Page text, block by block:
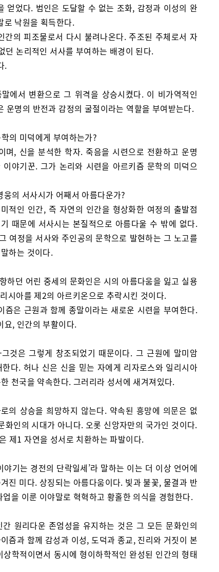
얻었다. 범인은 도달할 수 없는 조화, 감정과 이성의 완
로 낙원을 획득한다.
간의 피조물로서 다시 불려나온다. 주조된 주체로서 자
던 논리적인 서사를 부여하는 배경이 된다.
.
에서 변환으로 그 위격을 상승시켰다. 이 비가역적인
운명의 반전과 감정의 굴절이라는 역할을 부여받는다.
의 미덕에게 부여하는가?
며, 신을 분석한 학자. 죽음을 시련으로 전환하고 운명
야기꾼. 그가 논리와 시련을 아르키즘 문학의 미덕으
의 서사시가 어째서 아름다운가?
적인 인간, 즉 자연의 인간을 형상화한 여정의 출발점
때문에 서사시는 본질적으로 아름다울 수 밖에 없다.
여정을 서사와 주인공의 문학으로 발현하는 그 노고를
하는 것이다.
하던 어린 중세의 문화인은 시의 아름다움을 잃고 실용
시아를 제2의 아르키온으로 추락시킨 것이다.
즘은 근원과 함께 종말이라는 새로운 시련을 부여한다.
요, 인간의 부활이다.
것은 그렇게 창조되었기 때문이다. 그 근원에 말미암
다. 허나 신은 신을 믿는 자에게 리자로스와 일리시아
천국을 약속한다. 그러리라 성서에 새겨져있다.
의 상승을 희망하지 않는다. 약속된 흥망에 의문은 없
화인의 시대가 아니다. 오롯 신앙자만의 국가인 것이다.
제1 자연을 성서로 치환하는 파발이다.
야기는 경전의 단락일세’라 말하는 이는 더 이상 언어에
진 미다. 상징되는 아름다움이다. 빛과 불꽃, 물결과 반
을 이룬 이야말로 혁혁하고 황홀한 의식을 경험한다.
원리다운 존엄성을 유지하는 것은 그 모든 문화인의
즘과 함께 감성과 이성, 도덕과 종교, 진리와 거짓이 본
학적이면서 동시에 형이하학적인 완성된 인간의 형태